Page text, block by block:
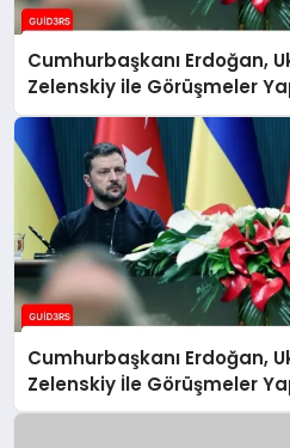
Cumhurbaşkanı Erdoğan,
Zelenskiy ile Görüşmeler
Cumhurbaşkanı Erdoğan,
Zelenskiy İle Görüşmeler